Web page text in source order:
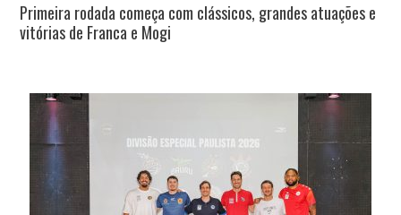
Primeira rodada começa com clássicos, grandes atuações e
vitórias de Franca e Mogi